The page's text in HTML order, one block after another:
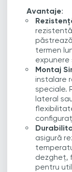
Avantaje:
termen
expunere
Montaj
instalare
speciale.
lateral
asigură
dezgheț,
pentru